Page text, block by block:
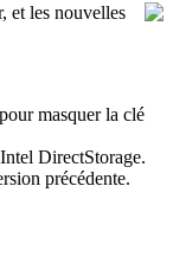
et les nouvelles
masquer la clé
DirectStorage.
précédente.